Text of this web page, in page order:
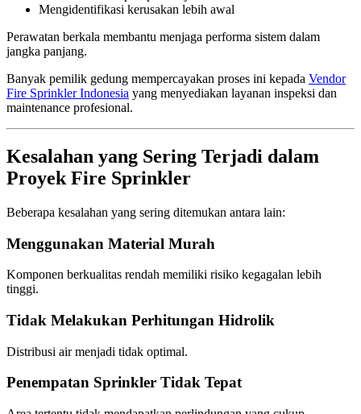
Mengidentifikasi kerusakan lebih awal
Perawatan berkala membantu menjaga performa sistem dalam
jangka panjang.
Banyak pemilik gedung mempercayakan proses ini kepada Vendor
Fire Sprinkler Indonesia yang menyediakan layanan inspeksi dan
maintenance profesional.
Kesalahan yang Sering Terjadi dalam
Proyek Fire Sprinkler
Beberapa kesalahan yang sering ditemukan antara lain:
Menggunakan Material Murah
Komponen berkualitas rendah memiliki risiko kegagalan lebih
tinggi.
Tidak Melakukan Perhitungan Hidrolik
Distribusi air menjadi tidak optimal.
Penempatan Sprinkler Tidak Tepat